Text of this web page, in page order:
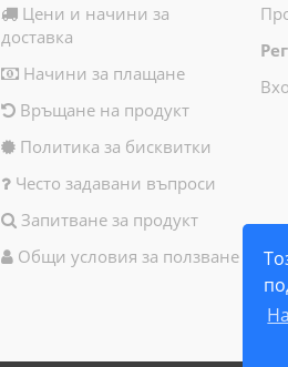
Цени и начини за
доставка
Начини за плащане
Връщане на продукт
Политика за бисквитки
Често задавани въпроси
Запитване за продукт
Общи условия за ползване